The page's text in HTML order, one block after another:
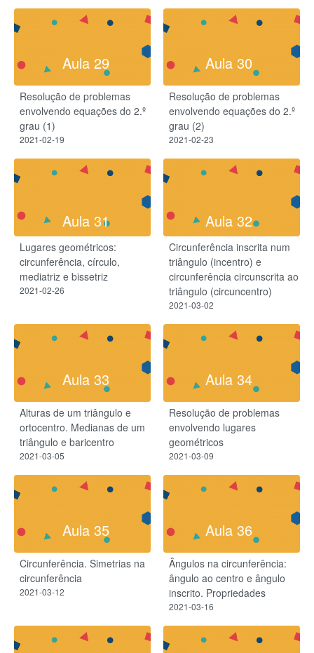
Aula 29
Resolução de problemas
envolvendo equações do 2.º
grau (1)
2021-02-19
Aula 30
Resolução de problemas
envolvendo equações do 2.º
grau (2)
2021-02-23
Aula 31
Lugares geométricos:
circunferência, círculo,
mediatriz e bissetriz
2021-02-26
Aula 32
Circunferência inscrita num
triângulo (incentro) e
circunferência circunscrita ao
triângulo (circuncentro)
2021-03-02
Aula 33
Alturas de um triângulo e
ortocentro.​ Medianas de um
triângulo e baricentro
2021-03-05
Aula 34
Resolução de problemas
envolvendo lugares
geométricos
2021-03-09
Aula 35
Circunferência. Simetrias na
circunferência
2021-03-12
Aula 36
Ângulos na circunferência:
ângulo ao centro e ângulo
inscrito. Propriedades
2021-03-16